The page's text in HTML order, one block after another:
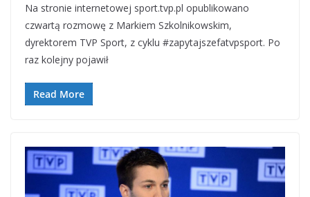
Na stronie internetowej sport.tvp.pl opublikowano
czwartą rozmowę z Markiem Szkolnikowskim,
dyrektorem TVP Sport, z cyklu #zapytajszefatvpsport. Po
raz kolejny pojawił
Read More